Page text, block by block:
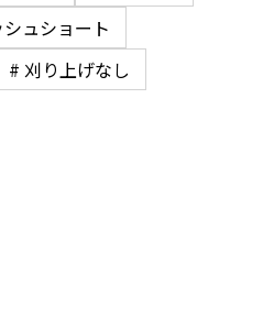
ュショート
# 刈り上げなし